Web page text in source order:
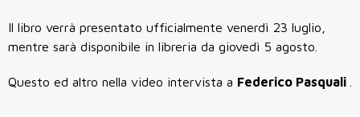
Il libro verrà presentato ufficialmente venerdì 23 luglio,
mentre sarà disponibile in libreria da giovedì 5 agosto.
Questo ed altro nella video intervista a Federico Pasquali